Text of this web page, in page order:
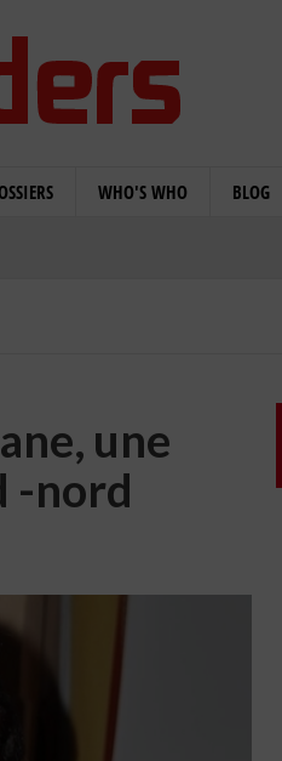
WHO'S WHO BLOG
une
-nord